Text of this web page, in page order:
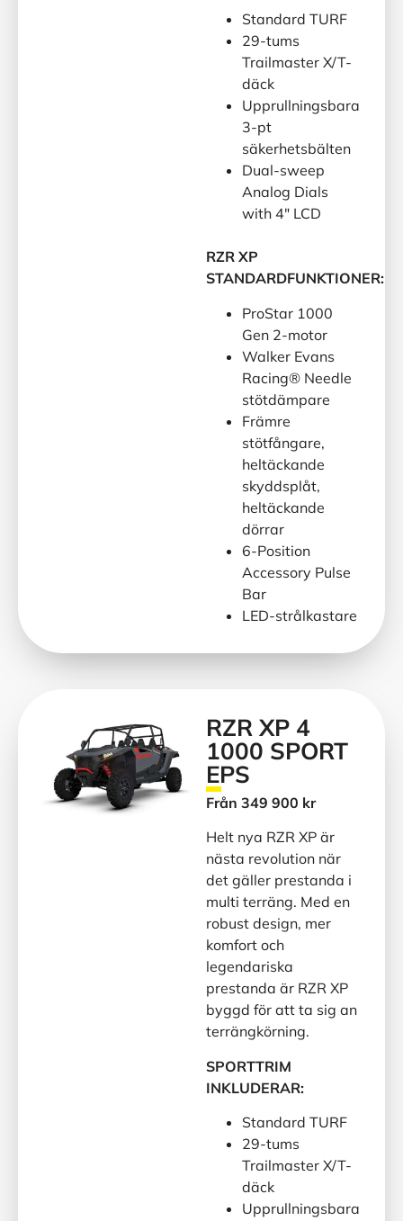
Standard TURF
29-tums
Trailmaster X/T-
däck
Upprullningsbara
3-pt
säkerhetsbälten
Dual-sweep
Analog Dials
with 4″ LCD
RZR XP
STANDARDFUNKTIONER:
ProStar 1000
Gen 2-motor
Walker Evans
Racing® Needle
stötdämpare
Främre
stötfångare,
heltäckande
skyddsplåt,
heltäckande
dörrar
6-Position
Accessory Pulse
Bar
LED-strålkastare
RZR XP 4
1000 SPORT
EPS
Från 349 900 kr
Helt nya RZR XP är
nästa revolution när
det gäller prestanda i
multi terräng. Med en
robust design, mer
komfort och
legendariska
prestanda är RZR XP
byggd för att ta sig an
terrängkörning.
SPORTTRIM
INKLUDERAR:
Standard TURF
29-tums
Trailmaster X/T-
däck
Upprullningsbara